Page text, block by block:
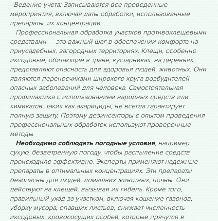
- Ведение учета: Записываются все проведенные
мероприятия, включая даты обработки, использованные
препараты, их концентрации.
Профессиональная обработка участков противоклещевыми
средствами — это важный шаг в обеспечении комфорта на
приусадебных, загородных территориях. Клещи, особенно
иксодовые, обитающие в траве, кустарниках, на деревьях,
представляют опасность для здоровья людей, животных. Они
являются переносчиками широкого круга возбудителей
опасных заболеваний для человека. Самостоятельная
профилактика с использованием народных средств или
химикатов, таких как акарициды, не всегда гарантирует
полную защиту. Поэтому дезинсекторы с опытом проведения
профессиональных обработок используют проверенные
методы.
Необходимо соблюдать погодные условия, например,
сухую, безветренную погоду, чтобы распыление средств
происходило эффективно. Эксперты применяют надежные
препараты в оптимальных концентрациях. Эти препараты
безопасны для людей, домашних животных, почвы. Они
действуют на клещей, вызывая их гибель. Кроме того,
правильный уход за участком, включая кошение газонов,
уборку мусора, опавших листьев, снижает численность
иксодовых, кровососущих особей, которые прячутся в